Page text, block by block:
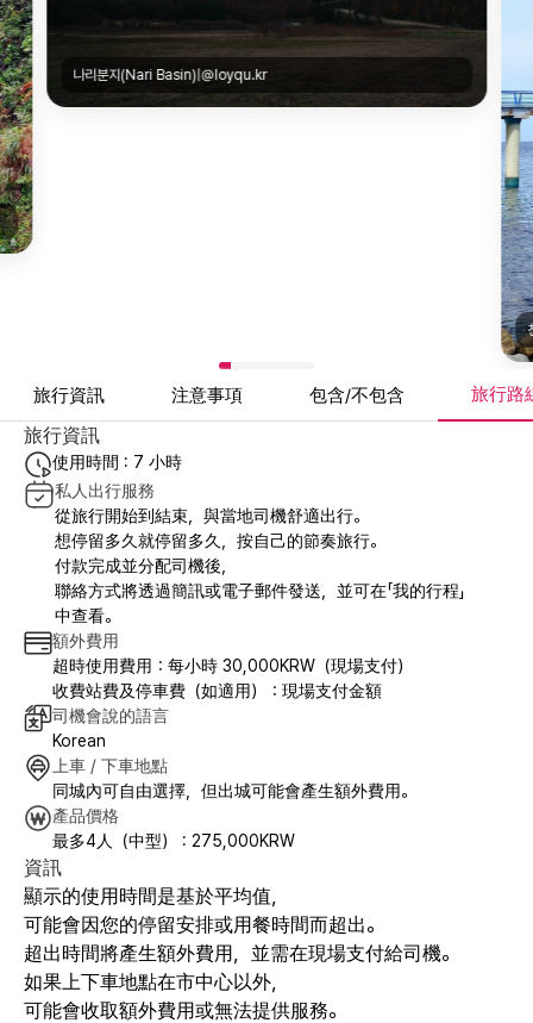
나리분지(Nari Basin)|@loyqu.kr
旅行資訊 注意事項 包含/不包含 旅行路
旅行資訊
使用時間 : 7 小時
私人出行服務
從旅行開始到結束，與當地司機舒適出行。
想停留多久就停留多久，按自己的節奏旅行。
付款完成並分配司機後，
聯絡方式將透過簡訊或電子郵件發送，並可在「我的行程」
中查看。
額外費用
超時使用費用：每小時 30,000KRW（現場支付）
收費站費及停車費（如適用）：現場支付金額
司機會說的語言
Korean
上車 / 下車地點
同城內可自由選擇，但出城可能會產生額外費用。
產品價格
最多4人（中型） : 275,000KRW
資訊
顯示的使用時間是基於平均值，
可能會因您的停留安排或用餐時間而超出。
超出時間將產生額外費用，並需在現場支付給司機。
如果上下車地點在市中心以外，
可能會收取額外費用或無法提供服務。